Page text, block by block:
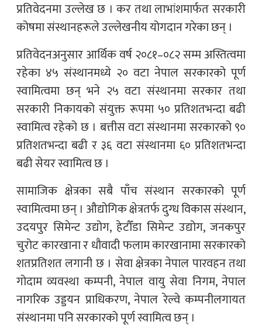
प्रतिवेदनमा उल्लेख छ । कर तथा लाभांशमार्फत सरकारी
कोषमा संस्थानहरूले उल्लेखनीय योगदान गरेका छन् ।
प्रतिवेदनअनुसार आर्थिक वर्ष २०८१–०८२ सम्म अस्तित्वमा
रहेका ४५ संस्थानमध्ये २० वटा नेपाल सरकारको पूर्ण
स्वामित्वमा छन् भने २५ वटा संस्थानमा सरकार तथा
सरकारी निकायको संयुक्त रूपमा ५० प्रतिशतभन्दा बढी
स्वामित्व रहेको छ । बत्तीस वटा संस्थानमा सरकारको ९०
प्रतिशतभन्दा बढी र ३६ वटा संस्थानमा ६० प्रतिशतभन्दा
बढी सेयर स्वामित्व छ ।
सामाजिक क्षेत्रका सबै पाँच संस्थान सरकारको पूर्ण
स्वामित्वमा छन् । औद्योगिक क्षेत्रतर्फ दुग्ध विकास संस्थान,
उदयपुर सिमेन्ट उद्योग, हेटौँडा सिमेन्ट उद्योग, जनकपुर
चुरोट कारखाना र धौवादी फलाम कारखानामा सरकारको
शतप्रतिशत लगानी छ । सेवा क्षेत्रका नेपाल पारवहन तथा
गोदाम व्यवस्था कम्पनी, नेपाल वायु सेवा निगम, नेपाल
नागरिक उड्डयन प्राधिकरण, नेपाल रेल्वे कम्पनीलगायत
संस्थानमा पनि सरकारको पूर्ण स्वामित्व छन् ।